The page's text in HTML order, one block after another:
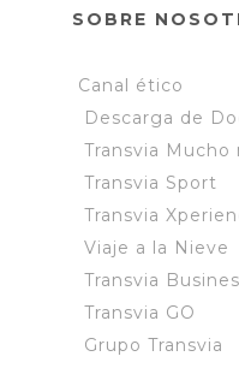
SOBRE
Canal ético
Descarga de
Transvia Mucho
Transvia Sport
Transvia
Viaje a la Nieve
Transvia
Transvia GO
Grupo Transvia